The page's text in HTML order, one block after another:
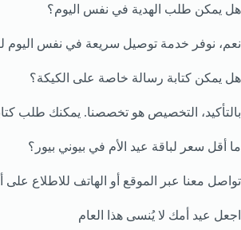
هل يمكن طلب الهدية في نفس اليوم؟
نعم، نوفر خدمة توصيل سريعة في نفس
هل يمكن كتابة رسالة خاصة على الكيكة؟
بالتأكيد، التخصيص هو تخصصنا. يمكنك طلب
ما أقل سعر لباقة عيد الأم في بيوني بيور؟
تواصل معنا عبر الموقع أو الهاتف للاطلاع
اجعل عيد أمك لا يُنسى هذا العام